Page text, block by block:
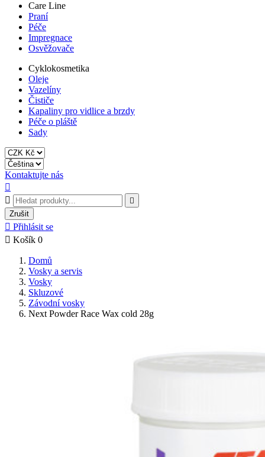
Care Line
Praní
Péče
Impregnace
Osvěžovače
Cyklokosmetika
Oleje
Vazelíny
Čističe
Kapaliny pro vidlice a brzdy
Péče o pláště
Sady
Kontaktujte nás



Zrušit
 Přihlásit se
 Košík 0
Domů
Vosky a servis
Vosky
Skluzové
Závodní vosky
Next Powder Race Wax cold 28g